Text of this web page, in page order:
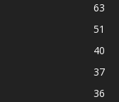
63
51
40
37
36